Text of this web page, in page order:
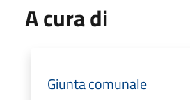
A cura di
Giunta comunale